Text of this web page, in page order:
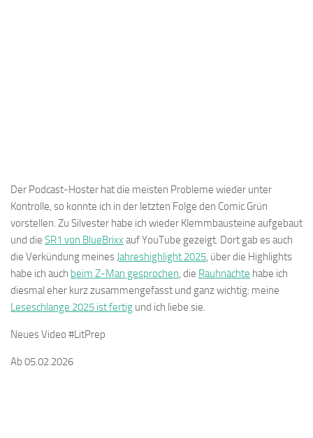
Der Podcast-Hoster hat die meisten Probleme wieder unter
Kontrolle, so konnte ich in der letzten Folge den Comic Grün
vorstellen. Zu Silvester habe ich wieder Klemmbausteine aufgebaut
und die SR1 von BlueBrixx auf YouTube gezeigt. Dort gab es auch
die Verkündung meines Jahreshighlight 2025, über die Highlights
habe ich auch beim Z-Man gesprochen, die Rauhnächte habe ich
diesmal eher kurz zusammengefasst und ganz wichtig: meine
Leseschlange 2025 ist fertig und ich liebe sie.
Neues Video #LitPrep
Ab 05.02.2026